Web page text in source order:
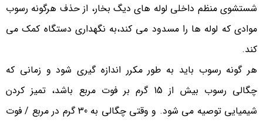
شستشوی منظم داخلی لوله های دیگ بخار، از حذف هرگونه رسوب
موادی که لوله ها را مسدود می کند،به نگهداری دستگاه کمک می
کند.
هر گونه رسوب باید به طور مکرر اندازه گیری شود و زمانی که
چگالی رسوب بیش از 15 گرم بر فوت مربع باشد، تمیز کردن
شیمیایی توصیه می شود. و وقتی چگالی به 30 گرم در مربع / فوت